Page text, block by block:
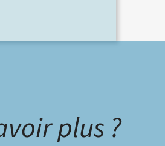
plus ?